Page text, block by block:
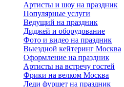
Артисты и шоу на праздник
Популярные услуги
Ведущий на праздник
Диджей и оборудование
Фото и видео на праздник
Выездной кейтеринг Москва
Оформление на праздник
Артисты на встречу гостей
Фрики на велком Москва
Леди фуршет на праздник